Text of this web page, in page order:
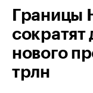
Границы
сократят
нового
трлн